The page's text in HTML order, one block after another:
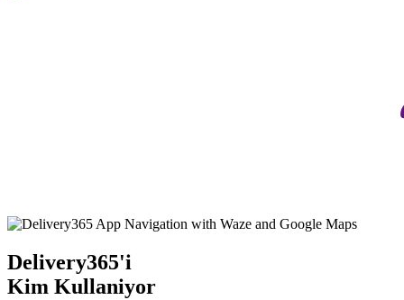
Delivery365'i
Kim Kullaniyor